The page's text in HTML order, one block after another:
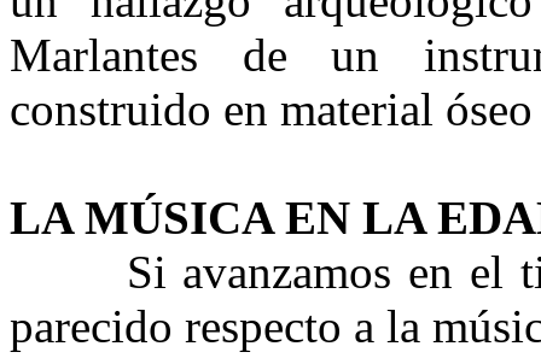
Marlantes de un
construido en material
LA MÚSICA EN LA
Si avanzamos en el
parecido respecto a la